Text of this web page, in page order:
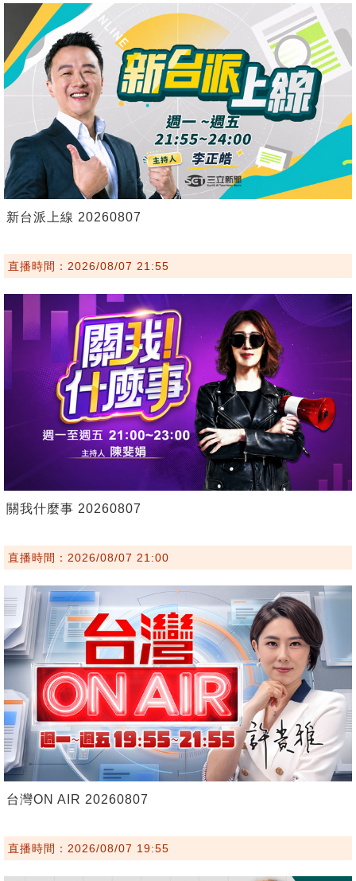
新台派上線 20260807
直播時間：2026/08/07 21:55
關我什麼事 20260807
直播時間：2026/08/07 21:00
台灣ON AIR 20260807
直播時間：2026/08/07 19:55